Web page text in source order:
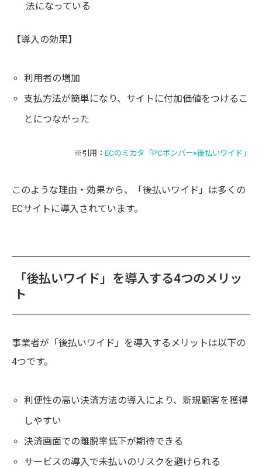
法になっている
【導入の効果】
利用者の増加
支払方法が簡単になり、サイトに付加価値をつけるこ
とにつながった
※引用： ECのミカタ「PCボンバー×後払いワイド」
このような理由・効果から、「後払いワイド」は多くの
ECサイトに導入されています。
「後払いワイド」を導入する4つのメリッ
ト
事業者が「後払いワイド」を導入するメリットは以下の
4つです。
利便性の高い決済方法の導入により、新規顧客を獲得
しやすい
決済画面での離脱率低下が期待できる
サービスの導入で未払いのリスクを避けられる